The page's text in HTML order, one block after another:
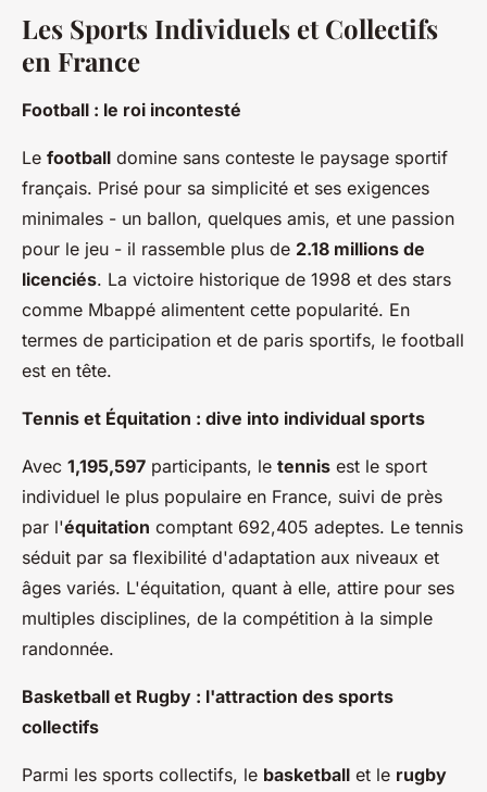
Les Sports Individuels et Collectifs
en France
Football : le roi incontesté
Le football domine sans conteste le paysage sportif
français. Prisé pour sa simplicité et ses exigences
minimales - un ballon, quelques amis, et une passion
pour le jeu - il rassemble plus de 2.18 millions de
licenciés. La victoire historique de 1998 et des stars
comme Mbappé alimentent cette popularité. En
termes de participation et de paris sportifs, le football
est en tête.
Tennis et Équitation : dive into individual sports
Avec 1,195,597 participants, le tennis est le sport
individuel le plus populaire en France, suivi de près
par l'équitation comptant 692,405 adeptes. Le tennis
séduit par sa flexibilité d'adaptation aux niveaux et
âges variés. L'équitation, quant à elle, attire pour ses
multiples disciplines, de la compétition à la simple
randonnée.
Basketball et Rugby : l'attraction des sports
collectifs
Parmi les sports collectifs, le basketball et le rugby